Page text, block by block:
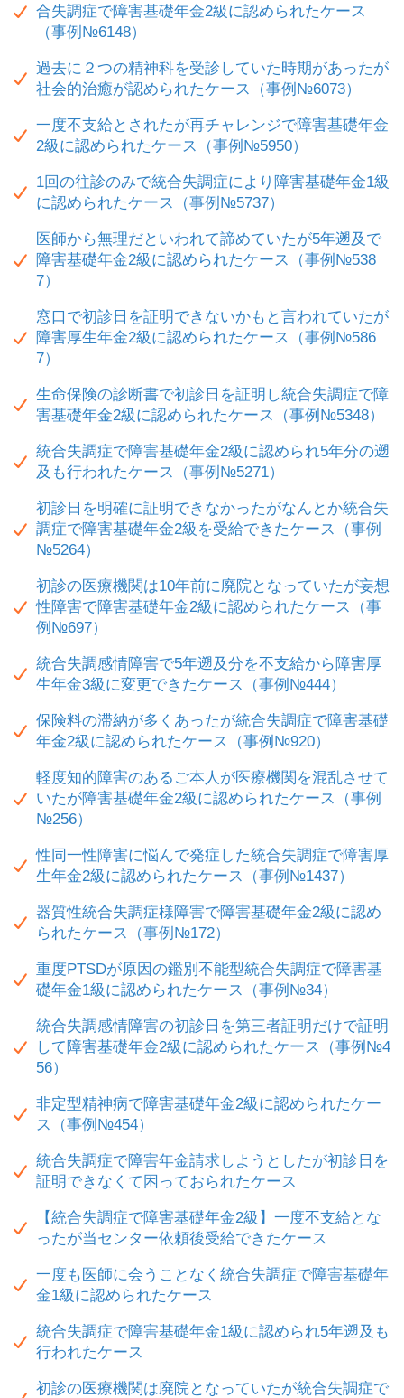
合失調症で障害基礎年金2級に認められたケース
（事例№6148）
過去に２つの精神科を受診していた時期があったが
社会的治癒が認められたケース（事例№6073）
一度不支給とされたが再チャレンジで障害基礎年金
2級に認められたケース（事例№5950）
1回の往診のみで統合失調症により障害基礎年金1級
に認められたケース（事例№5737）
医師から無理だといわれて諦めていたが5年遡及で
障害基礎年金2級に認められたケース（事例№538
7）
窓口で初診日を証明できないかもと言われていたが
障害厚生年金2級に認められたケース（事例№586
7）
生命保険の診断書で初診日を証明し統合失調症で障
害基礎年金2級に認められたケース（事例№5348）
統合失調症で障害基礎年金2級に認められ5年分の遡
及も行われたケース（事例№5271）
初診日を明確に証明できなかったがなんとか統合失
調症で障害基礎年金2級を受給できたケース（事例
№5264）
初診の医療機関は10年前に廃院となっていたが妄想
性障害で障害基礎年金2級に認められたケース（事
例№697）
統合失調感情障害で5年遡及分を不支給から障害厚
生年金3級に変更できたケース（事例№444）
保険料の滞納が多くあったが統合失調症で障害基礎
年金2級に認められたケース（事例№920）
軽度知的障害のあるご本人が医療機関を混乱させて
いたが障害基礎年金2級に認められたケース（事例
№256）
性同一性障害に悩んで発症した統合失調症で障害厚
生年金2級に認められたケース（事例№1437）
器質性統合失調症様障害で障害基礎年金2級に認め
られたケース（事例№172）
重度PTSDが原因の鑑別不能型統合失調症で障害基
礎年金1級に認められたケース（事例№34）
統合失調感情障害の初診日を第三者証明だけで証明
して障害基礎年金2級に認められたケース（事例№4
56）
非定型精神病で障害基礎年金2級に認められたケー
ス（事例№454）
統合失調症で障害年金請求しようとしたが初診日を
証明できなくて困っておられたケース
【統合失調症で障害基礎年金2級】一度不支給とな
ったが当センター依頼後受給できたケース
一度も医師に会うことなく統合失調症で障害基礎年
金1級に認められたケース
統合失調症で障害基礎年金1級に認められ5年遡及も
行われたケース
初診の医療機関は廃院となっていたが統合失調症で